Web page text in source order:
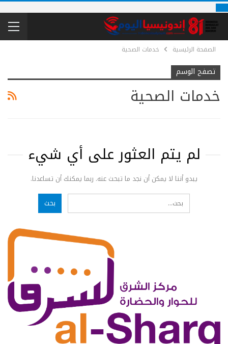
الصفحة الرئيسية خدمات الصحية
تصفح الوسم
خدمات الصحية
لم يتم العثور على أي شيء
يبدو أننا لا يمكن أن نجد ما تبحث عنه. ربما يمكنك أن تساعدنا.